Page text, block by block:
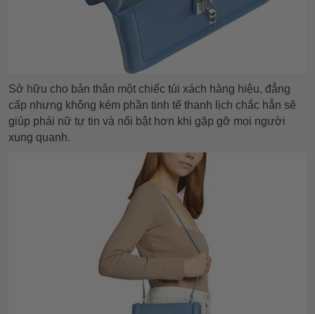
Sở hữu cho bản thân một chiếc túi xách hàng hiệu, đẳng
cấp nhưng không kém phần tinh tế thanh lịch chắc hẳn sẽ
giúp phái nữ tự tin và nổi bật hơn khi gặp gỡ mọi người
xung quanh.